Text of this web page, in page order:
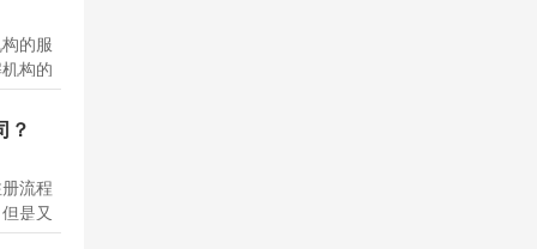
的服
构的
计核
。选
管理
？
流程
是又
将为